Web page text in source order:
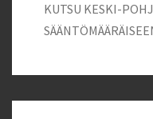
KUTSU KESKI-